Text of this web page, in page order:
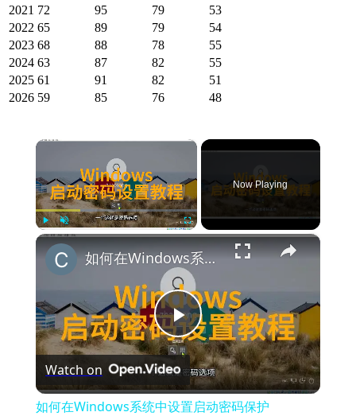
2021 72 95 79
53
2022 65 89 79
54
2023 68 88 78
55
2024 63 87 82
55
2025 61 91 82
51
2026 59 85 76 48
×
Play Unmute Fullscreen
Now Playing
×
Play
Video
如何在Windows系统中设置启动密码保护
Watch on
如何在Windows系统中设置启动密码保护